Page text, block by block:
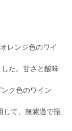
レンジ色のワイ
た。甘さと酸味
ク色のワイン
して、無濾過で瓶